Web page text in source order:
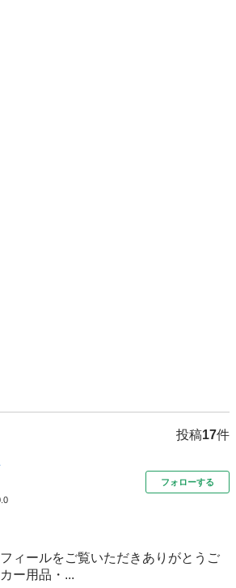
投稿17件
フォローする
ィールをご覧いただきありがとうご
ー用品・...